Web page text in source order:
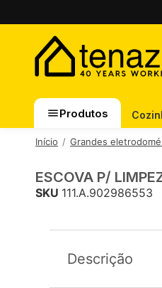
Produtos
Início Grandes
ESCOVA P/
SKU 111.A.902986553
Descrição